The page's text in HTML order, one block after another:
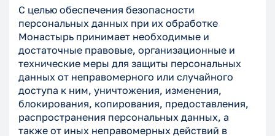
С целью обеспечения безопасности
персональных данных при их обработке
Монастырь принимает необходимые и
достаточные правовые, организационные и
технические меры для защиты персональных
данных от неправомерного или случайного
доступа к ним, уничтожения, изменения,
блокирования, копирования, предоставления,
распространения персональных данных, а
также от иных неправомерных действий в